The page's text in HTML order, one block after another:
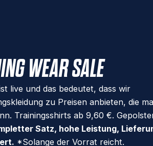
WEAR SALE
live und das bedeutet, dass wir
zu Preisen anbieten, die
Trainingsshirts ab 9,60 €.
Satz, hohe Leistung,
*Solange der Vorrat reicht.